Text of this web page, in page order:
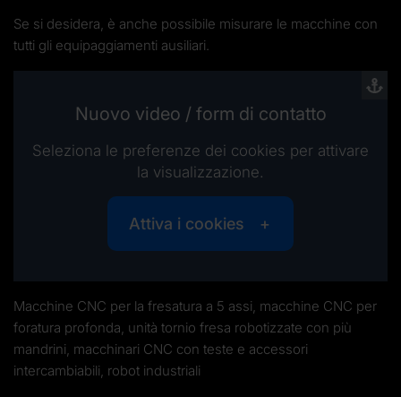
Se si desidera, è anche possibile misurare le macchine con
tutti gli equipaggiamenti ausiliari.
Nuovo video / form di contatto
Seleziona le preferenze dei cookies per attivare
la visualizzazione.
Attiva i cookies
Macchine CNC per la fresatura a 5 assi, macchine CNC per
foratura profonda, unità tornio fresa robotizzate con più
mandrini, macchinari CNC con teste e accessori
intercambiabili, robot industriali